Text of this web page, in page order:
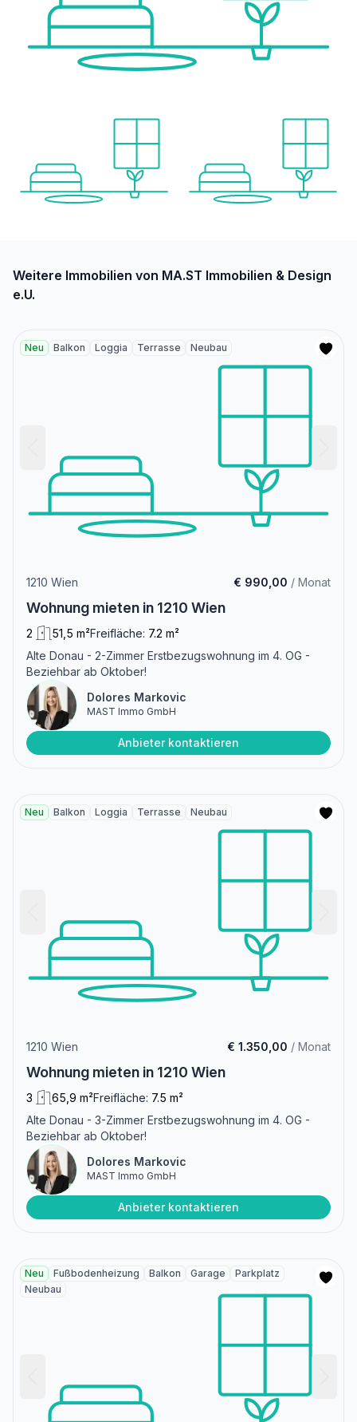
Weitere Immobilien von MA.ST Immobilien & Design
e.U.
Neu Balkon Loggia Terrasse Neubau
1210 Wien € 990,00 / Monat
Wohnung mieten in 1210 Wien
2 51,5 m²Freifläche: 7.2 m²
Alte Donau - 2-Zimmer Erstbezugswohnung im 4. OG -
Beziehbar ab Oktober!
Dolores Markovic
MAST Immo GmbH
Anbieter kontaktieren
Neu Balkon Loggia Terrasse Neubau
1210 Wien € 1.350,00 / Monat
Wohnung mieten in 1210 Wien
3 65,9 m²Freifläche: 7.5 m²
Alte Donau - 3-Zimmer Erstbezugswohnung im 4. OG -
Beziehbar ab Oktober!
Dolores Markovic
MAST Immo GmbH
Anbieter kontaktieren
Neu Fußbodenheizung Balkon Garage
Parkplatz
Neubau